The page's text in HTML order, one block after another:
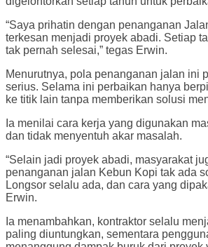
“Saya prihatin dengan penanganan
terkesan menjadi proyek abadi. Setiap
tak pernah selesai,” tegas Erwin.
Menurutnya, pola penanganan jalan ini
serius. Selama ini perbaikan hanya
ke titik lain tanpa memberikan solusi
Ia menilai cara kerja yang digunakan
dan tidak menyentuh akar masalah.
“Selain jadi proyek abadi, masyarakat
penanganan jalan Kebun Kopi tak ada
Longsor selalu ada, dan cara yang
Erwin.
Ia menambahkan, kontraktor selalu
paling diuntungkan, sementara